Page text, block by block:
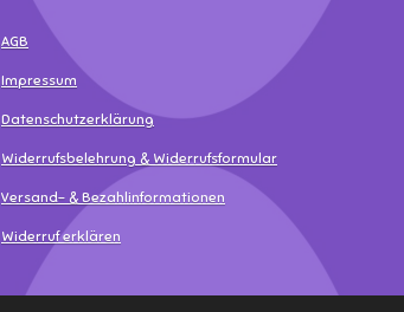
AGB
Impressum
Datenschutzerklärung
Widerrufsbelehrung & Widerrufsformular
Versand- & Bezahlinformationen
Widerruf erklären
© 2025 - 2026 MamaLea